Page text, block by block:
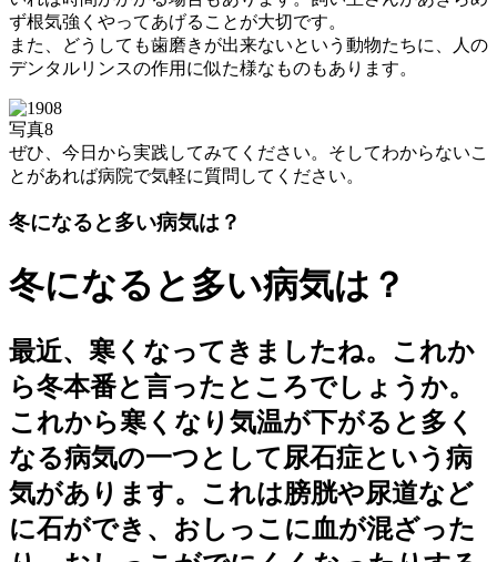
ず根気強くやってあげることが大切です。
また、どうしても歯磨きが出来ないという動物たちに、人の
デンタルリンスの作用に似た様なものもあります。
写真8
ぜひ、今日から実践してみてください。そしてわからないこ
とがあれば病院で気軽に質問してください。
冬になると多い病気は？
冬になると多い病気は？
最近、寒くなってきましたね。これか
ら冬本番と言ったところでしょうか。
これから寒くなり気温が下がると多く
なる病気の一つとして尿石症という病
気があります。これは膀胱や尿道など
に石ができ、おしっこに血が混ざった